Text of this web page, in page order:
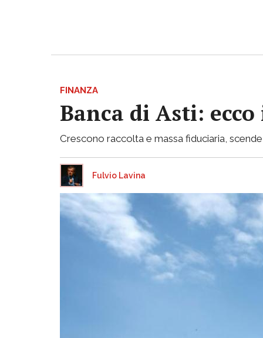
FINANZA
Banca di Asti:
Crescono raccolta e massa fiduciaria,
Fulvio Lavina